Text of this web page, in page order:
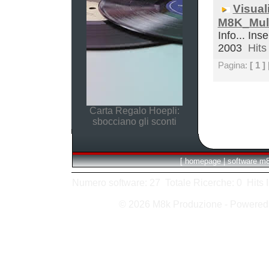
Carta Regalo Hoepli:
sbocciano gli sconti
Info...
2003
Pagina: [ 1 ]
[ homepage | software